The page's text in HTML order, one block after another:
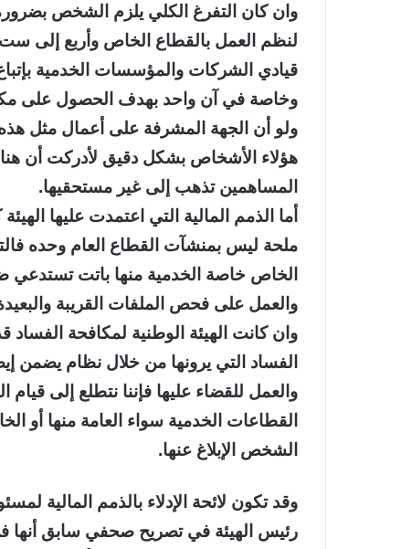
وان كان التفرغ الكلي يلزم الشخص
لنظم العمل بالقطاع الخاص وأربع إلى
قيادي الشركات والمؤسسات الخدمية
وخاصة في آن واحد بهدف الحصول على
ولو أن الجهة المشرفة على أعمال مثل
هؤلاء الأشخاص بشكل دقيق لأدركت أن
المساهمين تذهب إلى غير مستحقيها.
أما الذمم المالية التي اعتمدت عليها
ملحة ليس بمنشآت القطاع العام وحده
الخاص خاصة الخدمية منها باتت تستدعي
والعمل على فحص الملفات القريبة
وان كانت الهيئة الوطنية لمكافحة الفساد
الفساد التي يرونها من خلال نظام
والعمل للقضاء عليها فإننا نتطلع إلى قيام
القطاعات الخدمية سواء العامة منها
الشخص الإبلاغ عنها.
وقد تكون لائحة الإدلاء بالذمم المالية
رئيس الهيئة في تصريح صحفي سابق أنها في